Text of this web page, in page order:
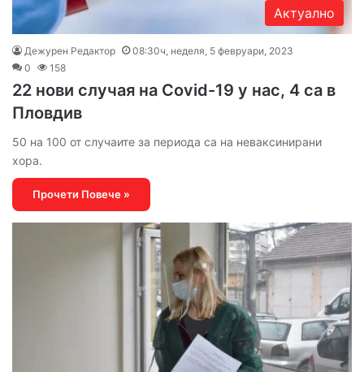
Актуално
Дежурен Редактор
08:30ч, неделя, 5 февруари, 2023
0
158
22 нови случая на Covid-19 у нас, 4 са в
Пловдив
50 на 100 от случаите за периода са на неваксинирани
хора.
Прочети Повече »